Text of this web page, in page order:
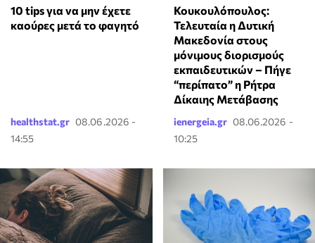
10 tips για να μην έχετε
καούρες μετά το φαγητό
healthstat.gr 08.06.2026 -
14:55
Κουκουλόπουλος:
Τελευταία η Δυτική
Μακεδονία στους
μόνιμους διορισμούς
εκπαιδευτικών – Πήγε
“περίπατο” η Ρήτρα
Δίκαιης Μετάβασης
ienergeia.gr 08.06.2026 -
10:25